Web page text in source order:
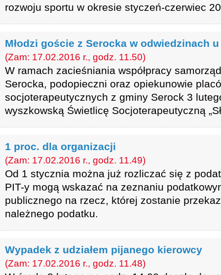
rozwoju sportu w okresie styczeń-czerwiec
Młodzi goście z Serocka w odwiedzinach
(Zam: 17.02.2016 r., godz. 11.50)
W ramach zacieśniania współpracy
Serocka, podopieczni oraz opiekunowie
socjoterapeutycznych z gminy Serock 3
wyszkowską Świetlicę Socjoterapeutyczną
1 proc. dla organizacji
(Zam: 17.02.2016 r., godz. 11.49)
Od 1 stycznia można już rozliczać się z
PIT-y mogą wskazać na zeznaniu
publicznego na rzecz, której zostanie
należnego podatku.
Wypadek z udziałem pijanego kierowcy
(Zam: 17.02.2016 r., godz. 11.48)